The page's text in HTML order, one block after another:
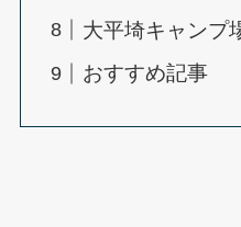
大平埼キャンプ
おすすめ記事